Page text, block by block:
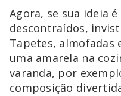
Agora, se sua ideia
descontraídos,
Tapetes, almofadas
uma amarela na
varanda, por
composição